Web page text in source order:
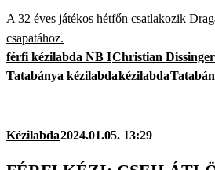
A 32 éves játékos hétfőn csatlakozik
csapatához.
férfi kézilabda NB IChristian Dissinger
Tatabánya kézilabdakézilabda
Kézilabda2024.01.05. 13:29